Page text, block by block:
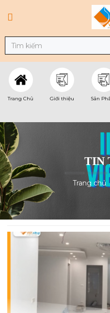
Trang Chủ Giới thiệu Sản
TIN
Trang chủ